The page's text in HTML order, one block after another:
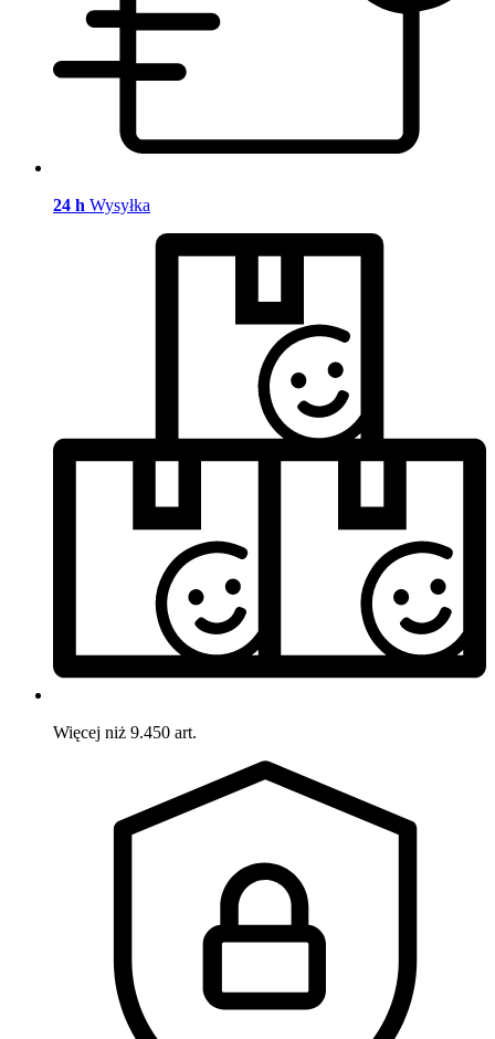
24 h Wysyłka
Więcej niż 9.450 art.